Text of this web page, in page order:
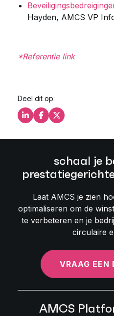
Hayden, AMCS VP
*Referentie link
Deel dit op:
Deel dit op LinkedIn
Deel dit op
Deel dit op X
schaal je
Laat AMCS je zien
optimaliseren om de
te verbeteren en je
circulaire
VRAAG EEN
AMCS